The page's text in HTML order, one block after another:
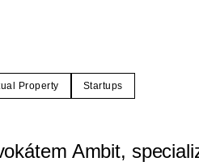
Property Startups
Ambit,